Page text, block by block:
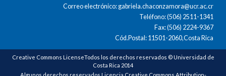
Correo electrónico: gabriela.chaconzamora@ucr.ac.cr
Teléfono: (506) 2511-1341
Fax: (506) 2224-9367
Cód.Postal: 11501-2060,Costa Rica
Creative Commons LicenseTodos los derechos reservados © Universidad de
Costa Rica 2014